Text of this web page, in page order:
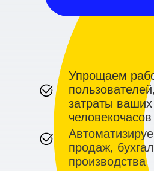
продаж,
производства
Упрощаем
затраты ваших
человекочасов